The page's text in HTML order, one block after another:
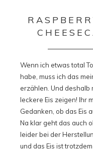
Wenn ich etwas total
habe, muss ich das
erzählen. Und deshalb
leckere Eis zeigen! Ihr
Gedanken, ob das Eis
Na klar geht das auch
leider bei der
und das Eis ist